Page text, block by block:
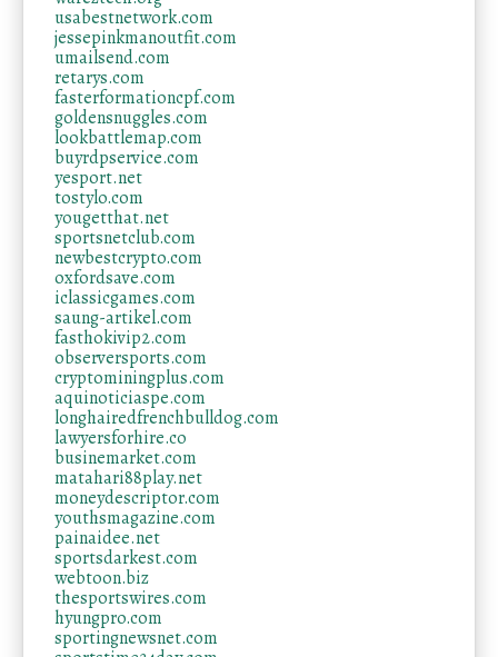
usabestnetwork.com
jessepinkmanoutfit.com
umailsend.com
retarys.com
fasterformationcpf.com
goldensnuggles.com
lookbattlemap.com
buyrdpservice.com
yesport.net
tostylo.com
yougetthat.net
sportsnetclub.com
newbestcrypto.com
oxfordsave.com
iclassicgames.com
saung-artikel.com
fasthokivip2.com
observersports.com
cryptominingplus.com
aquinoticiaspe.com
longhairedfrenchbulldog.com
lawyersforhire.co
businemarket.com
matahari88play.net
moneydescriptor.com
youthsmagazine.com
painaidee.net
sportsdarkest.com
webtoon.biz
thesportswires.com
hyungpro.com
sportingnewsnet.com